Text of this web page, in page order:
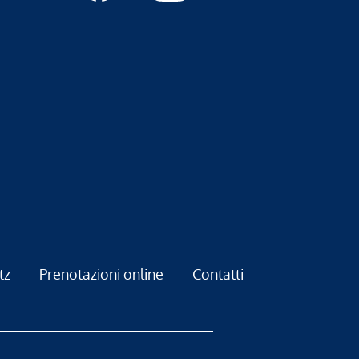
Prenotazioni online Contatti